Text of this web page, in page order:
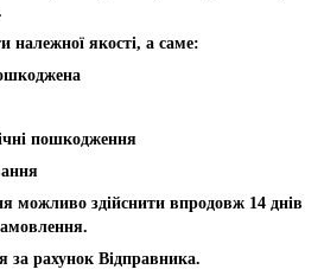
належної якості, а саме:
пошкодження
можливо здійснити впродовж 14 днів
за рахунок Відправника.